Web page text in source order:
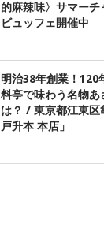
的麻辣味〉サマーチ
ビュッフェ開催中
明治38年創業！120
料亭で味わう名物あ
は？ / 東京都江東区
戸升本 本店」